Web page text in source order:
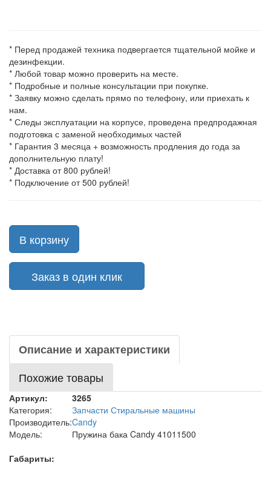
* Перед продажей техника подвергается тщательной мойке и
дезинфекции.
* Любой товар можно проверить на месте.
* Подробные и полные консультации при покупке.
* Заявку можно сделать прямо по телефону, или приехать к
нам.
* Следы эксплуатации на корпусе, проведена предпродажная
подготовка с заменой необходимых частей
* Гарантия 3 месяца + возможность продления до года за
дополнительную плату!
* Доставка от 800 рублей!
* Подключение от 500 рублей!
В корзину
Заказ в один клик
Описание и характеристики
Похожие товары
Артикул:
3265
Категория:
Запчасти Стиральные машины
Производитель:Candy
Модель:
Пружина бака Candy 41011500
Габариты: